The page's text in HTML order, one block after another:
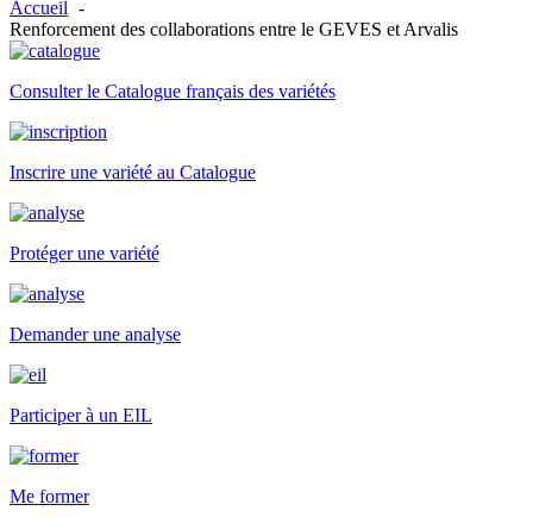
Accueil
Renforcement des collaborations entre le GEVES et Arvalis
Consulter le Catalogue français des variétés
Inscrire une variété au Catalogue
Protéger une variété
Demander une analyse
Participer à un EIL
Me former